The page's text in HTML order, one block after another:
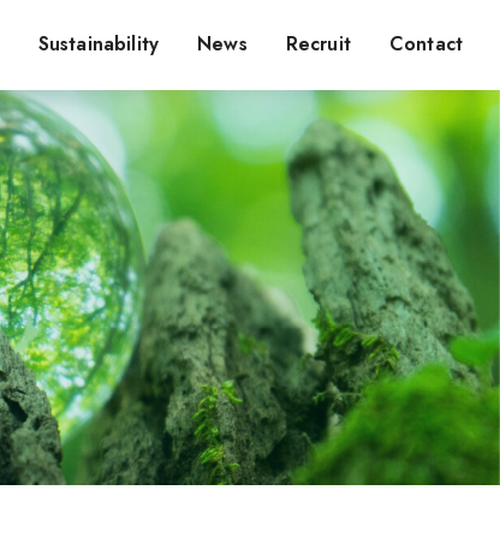
Sustainability News Recruit Contact